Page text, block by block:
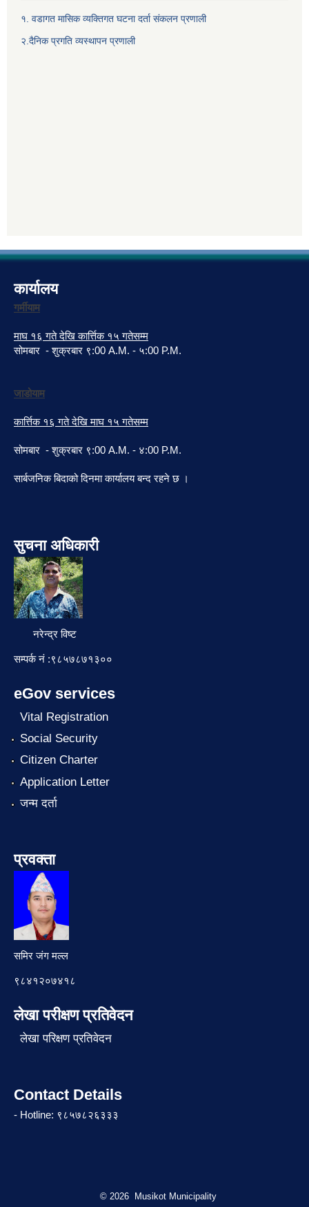
१. वडागत मासिक व्यक्तिगत घटना दर्ता संकलन प्रणाली
२.दैनिक प्रगति व्यस्थापन प्रणाली
कार्यालय
गर्मीयाम
माघ १६ गते देखि कार्त्तिक १५ गतेसम्म
सोमबार - शुक्रबार ९:00 A.M. - ५:00 P.M.
जाडोयाम
कार्त्तिक १६ गते देखि माघ १५ गतेसम्म
सोमबार - शुक्रबार ९:00 A.M. - ४:00 P.M.
सार्बजनिक बिदाको दिनमा कार्यालय बन्द रहने छ ।
सुचना अधिकारी
नरेन्द्र विष्ट
सम्पर्क नं :९८५७८७१३००
eGov services
Vital Registration
Social Security
Citizen Charter
Application Letter
जन्म दर्ता
प्रवक्ता
समिर जंग मल्ल
९८४१२०७४१८
लेखा परीक्षण प्रतिवेदन
लेखा परिक्षण प्रतिवेदन
Contact Details
- Hotline: ९८५७८२६३३३
© 2026 Musikot Municipality